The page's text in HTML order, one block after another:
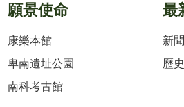
願景使命
康樂本館
卑南遺址公園
南科考古館
最
新
歷